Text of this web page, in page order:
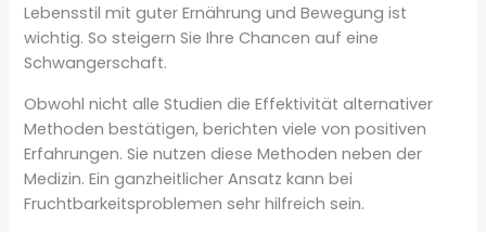
Lebensstil mit guter Ernährung und Bewegung ist
wichtig. So steigern Sie Ihre Chancen auf eine
Schwangerschaft.
Obwohl nicht alle Studien die Effektivität alternativer
Methoden bestätigen, berichten viele von positiven
Erfahrungen. Sie nutzen diese Methoden neben der
Medizin. Ein ganzheitlicher Ansatz kann bei
Fruchtbarkeitsproblemen sehr hilfreich sein.